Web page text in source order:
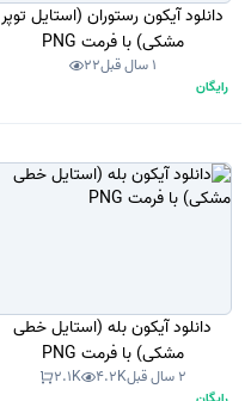
دانلود آیکون رستوران (استایل توپر
مشکی) با فرمت PNG
1 سال قبل 22
رایگان
دانلود آیکون بله (استایل خطی
مشکی) با فرمت PNG
2 سال قبل 4.2K
2.1K